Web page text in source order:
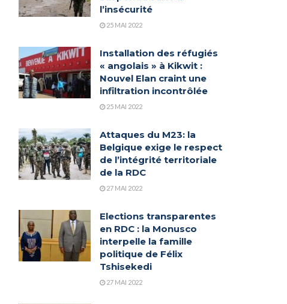
l’insécurité
25 MAI 2022
Installation des réfugiés
« angolais » à Kikwit :
Nouvel Elan craint une
infiltration incontrôlée
25 MAI 2022
Attaques du M23: la
Belgique exige le respect
de l’intégrité territoriale
de la RDC
27 MAI 2022
Elections transparentes
en RDC : la Monusco
interpelle la famille
politique de Félix
Tshisekedi
27 MAI 2022